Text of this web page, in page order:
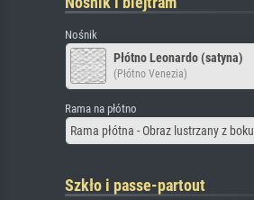
Nośnik
Płótno Leonardo (satyna)
(Płótno Venezia)
Rama na płótno
Rama płótna - Obraz lustrzany z boku
Szkło i passe-partout